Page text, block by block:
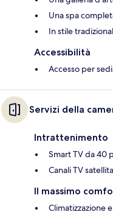
Una spa
In stile
Accessibilità
Accesso per
Servizi della
Intrattenimento
Smart TV da 40
Canali TV
Il massimo
Climatizzazione